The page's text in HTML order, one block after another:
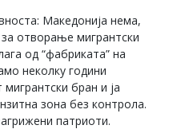
Македонија нема,
отворање мигрантски
од “фабриката” на
неколку години
бран и ја
зона без контрола.
патриоти.